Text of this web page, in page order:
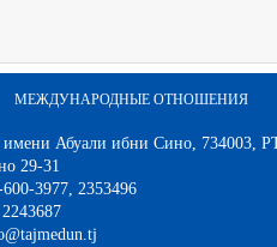
МЕЖДУНАРОДНЫЕ ОТНОШЕНИЯ
имени Абуали ибни Сино, 734003,
29-31
3977, 2353496